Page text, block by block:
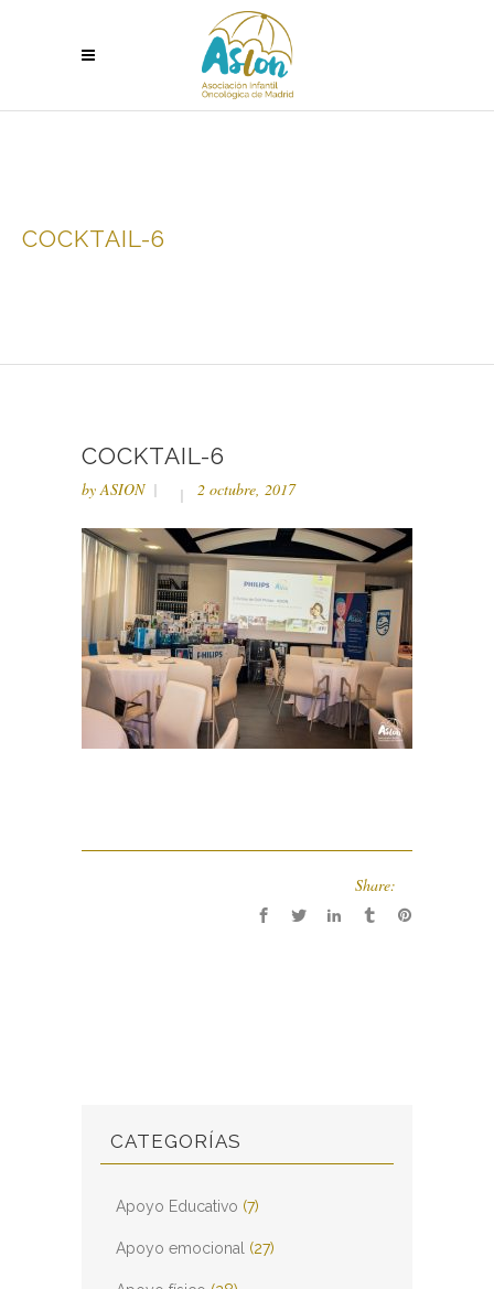
COCKTAIL-6
COCKTAIL-6
byASION 2 octubre, 2017
Share:
CATEGORÍAS
Apoyo Educativo (7)
Apoyo emocional (27)